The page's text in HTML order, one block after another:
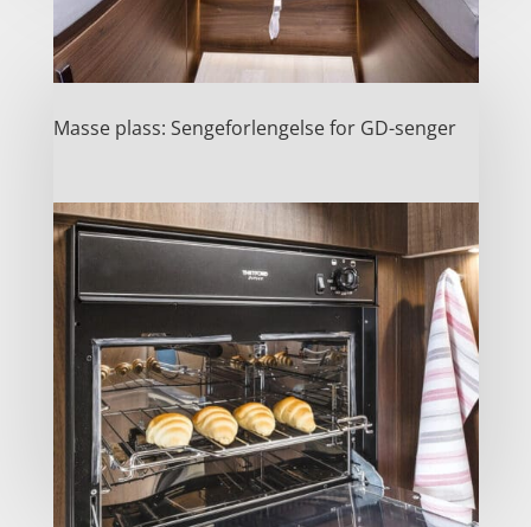
Masse plass: Sengeforlengelse for GD-senger